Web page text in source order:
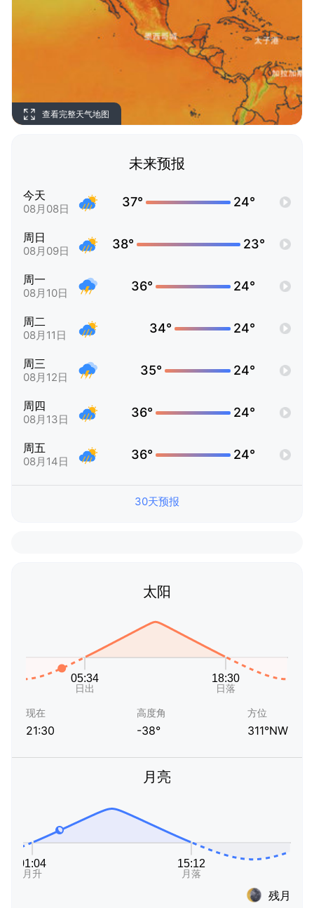
查看完整天气地图
未来预报
今天
08月08日 37° 24°
周日
08月09日 38° 23°
周一
08月10日 36° 24°
周二
08月11日 34° 24°
周三
08月12日 35° 24°
周四
08月13日 36° 24°
周五
08月14日 36° 24°
30天预报
太阳
现在
21:30
高度角
-38°
方位
311°NW
月亮
残月